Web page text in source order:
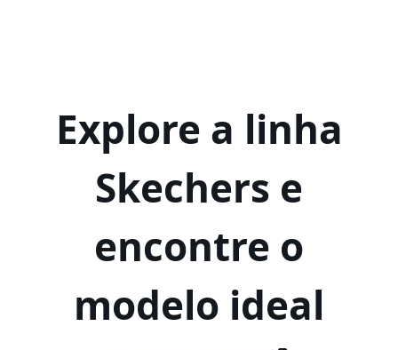
Explore a linha
Skechers e
encontre o
modelo ideal